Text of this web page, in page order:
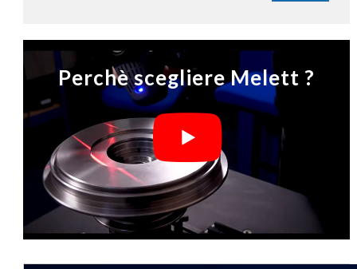
Perchè scegliere Melett ?